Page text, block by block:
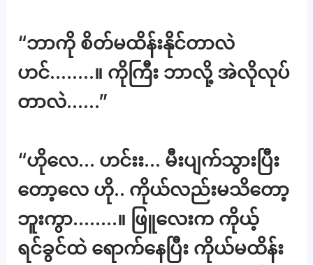
“ဘာကို စိတ်မထိန်းနိုင်တာလဲ
ဟင်……..။ ကိုကြီး ဘာလို့ အဲလိုလုပ်
တာလဲ……”
“ဟိုလေ… ဟင်းး… မီးပျက်သွားပြီး
တော့လေ ဟို.. ကိုယ်လည်းမသိတော့
ဘူးကွာ……..။ ဖြူလေးက ကိုယ့်
ရင်ခွင်ထဲ ရောက်နေပြီး ကိုယ်မထိန်း